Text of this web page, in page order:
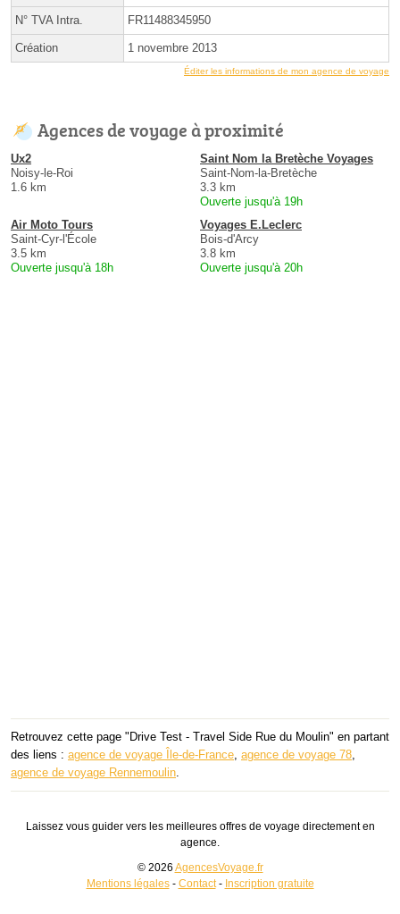
N° TVA Intra. FR11488345950
Création 1 novembre 2013
Éditer les informations de mon agence de voyage
Agences de voyage à proximité
Ux2
Noisy-le-Roi
1.6 km
Saint Nom la Bretèche Voyages
Saint-Nom-la-Bretèche
3.3 km
Ouverte jusqu'à 19h
Air Moto Tours
Saint-Cyr-l'École
3.5 km
Ouverte jusqu'à 18h
Voyages E.Leclerc
Bois-d'Arcy
3.8 km
Ouverte jusqu'à 20h
Retrouvez cette page "Drive Test - Travel Side Rue du Moulin" en partant
des liens : agence de voyage Île-de-France agence de voyage 78
agence de voyage Rennemoulin
Laissez vous guider vers les meilleures offres de voyage directement en
agence.
© 2026 AgencesVoyage.fr
Mentions légales- Contact- Inscription gratuite